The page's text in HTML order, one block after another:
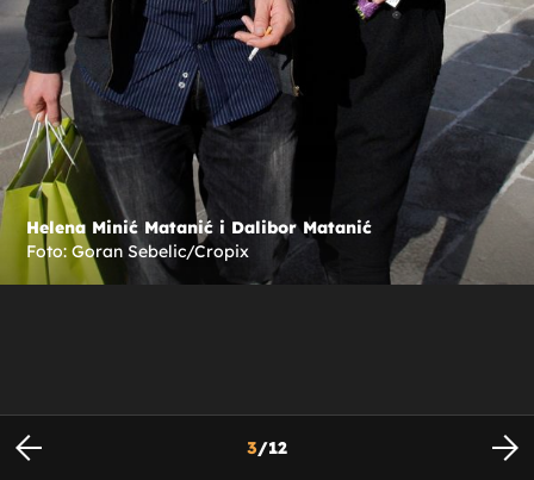
Helena Minić Matanić i Dalibor Matanić
Foto: Goran Sebelic/Cropix
3/12